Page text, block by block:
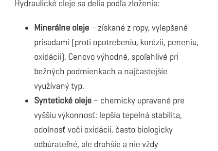
Hydraulické oleje sa delia podľa zloženia:
Minerálne oleje – získané z ropy, vylepšené
prísadami (proti opotrebeniu, korózii, peneniu,
oxidácii). Cenovo výhodné, spoľahlivé pri
bežných podmienkach a najčastejšie
využívaný typ.
Syntetické oleje – chemicky upravené pre
vyššiu výkonnosť: lepšia tepelná stabilita,
odolnosť voči oxidácii, často biologicky
odbúrateľné, ale drahšie a nie vždy